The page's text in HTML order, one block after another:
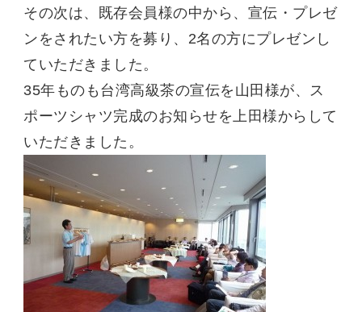
その次は、既存会員様の中から、宣伝・プレゼ
ンをされたい方を募り、2名の方にプレゼンし
ていただきました。
35年ものも台湾高級茶の宣伝を山田様が、ス
ポーツシャツ完成のお知らせを上田様からして
いただきました。